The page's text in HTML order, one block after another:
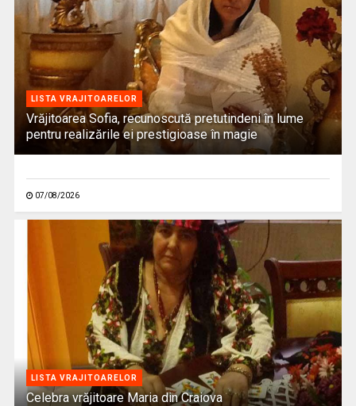
LISTA VRAJITOARELOR
Vrăjitoarea Sofia, recunoscută pretutindeni în lume
pentru realizările ei prestigioase în magie
07/08/2026
LISTA VRAJITOARELOR
Celebra vrăjitoare Maria din Craiova